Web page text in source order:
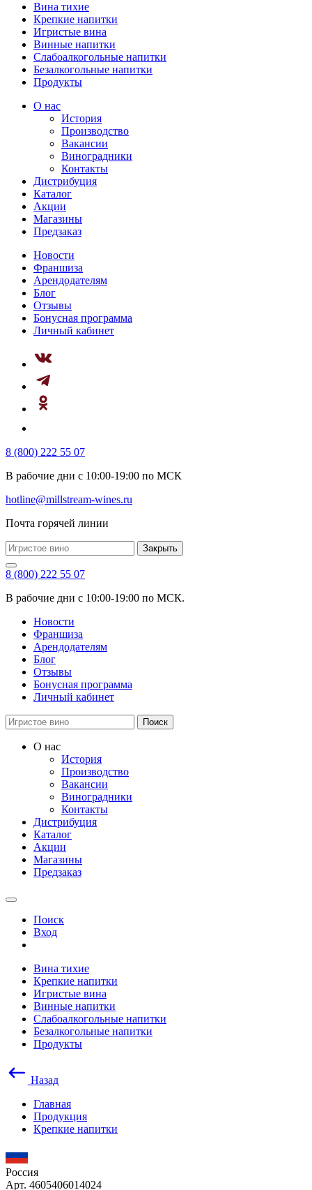
Вина тихие
Крепкие напитки
Игристые вина
Винные напитки
Слабоалкогольные напитки
Безалкогольные напитки
Продукты
О нас
История
Производство
Вакансии
Виноградники
Контакты
Дистрибуция
Каталог
Акции
Магазины
Предзаказ
Новости
Франшиза
Арендодателям
Блог
Отзывы
Бонусная программа
Личный кабинет
8 (800) 222 55 07
В рабочие дни с 10:00-19:00 по МСК
hotline@millstream-wines.ru
Почта горячей линии
Закрыть
8 (800) 222 55 07
В рабочие дни с 10:00-19:00 по МСК.
Новости
Франшиза
Арендодателям
Блог
Отзывы
Бонусная программа
Личный кабинет
Поиск
О нас
История
Производство
Вакансии
Виноградники
Контакты
Дистрибуция
Каталог
Акции
Магазины
Предзаказ
Поиск
Вход
Вина тихие
Крепкие напитки
Игристые вина
Винные напитки
Слабоалкогольные напитки
Безалкогольные напитки
Продукты
Назад
Главная
Продукция
Крепкие напитки
Россия
Арт. 4605406014024